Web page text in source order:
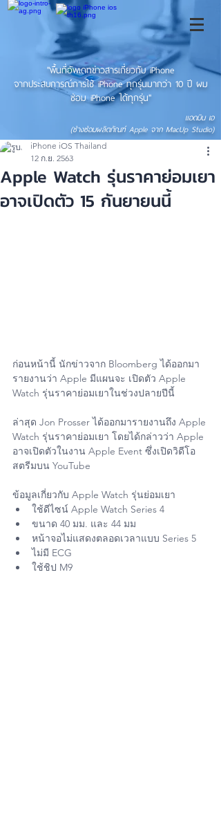
"พื้นที่อัพเดทข่าวสารเกี่ยวกับ iPhone
จากประสบการณ์การใช้ iPhone ทุกรุ่นมากว่า 10 ปี ผม
ซ่อม iPhone ได้ทุกรุ่น"
แอดมิน เอ
(ช่างซ่อมผลิตภัณฑ์ Apple จาก MacUp Studio)
Apple Watch รุ่นราคาย่อมเยา
อาจเปิดตัว 15 กันยายนนี้
iPhone iOS Thailand
12 ก.ย. 2563
ก่อนหน้านี้ นักข่าวจาก Bloomberg ได้ออกมา
รายงานว่า Apple มีแผนจะ เปิดตัว Apple
Watch รุ่นราคาย่อมเยาในช่วงปลายปีนี้
ล่าสุด Jon Prosser ได้ออกมารายงานถึง Apple
Watch รุ่นราคาย่อมเยา โดยได้กล่าวว่า Apple
อาจเปิดตัวในงาน Apple Event ซึ่งเปิดวิดีโอ
สตรีมบน YouTube
ข้อมูลเกี่ยวกับ Apple Watch รุ่นย่อมเยา
ใช้ดีไซน์ Apple Watch Series 4
ขนาด 40 มม. และ 44 มม
หน้าจอไม่แสดงตลอดเวลาแบบ Series 5
ไม่มี ECG
ใช้ชิป M9